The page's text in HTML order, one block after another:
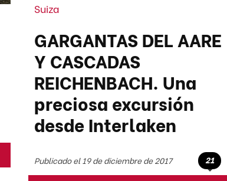
Suiza
GARGANTAS DEL AARE
Y CASCADAS
REICHENBACH. Una
preciosa excursión
desde Interlaken
Publicado el 19 de diciembre de 2017 21